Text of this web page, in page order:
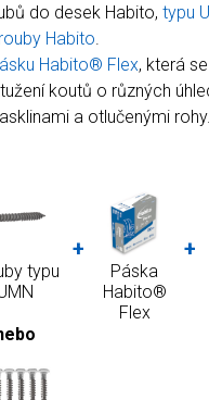
do desek Habito, typu
Habito.
Habito® Flex, která
koutů o různých
a otlučenými rohy.
typu
+
Páska
Habito®
Flex
+